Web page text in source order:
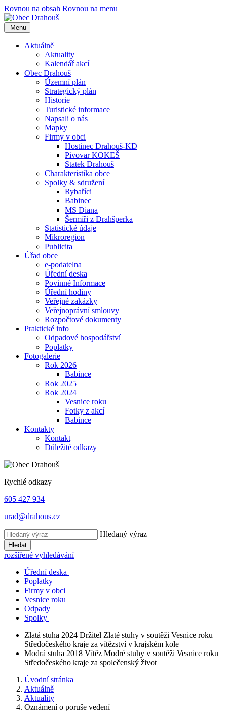
Rovnou na obsah Rovnou na menu
Menu
Aktuálně
Aktuality
Kalendář akcí
Obec Drahouš
Územní plán
Strategický plán
Historie
Turistické informace
Napsali o nás
Mapky
Firmy v obci
Hostinec Drahouš-KD
Pivovar KOKEŠ
Statek Drahouš
Charakteristika obce
Spolky & sdružení
Rybaříci
Babinec
MS Diana
Šermíři z Drahšperka
Statistické údaje
Mikroregion
Publicita
Úřad obce
e-podatelna
Úřední deska
Povinné Informace
Úřední hodiny
Veřejné zakázky
Veřejnoprávní smlouvy
Rozpočtové dokumenty
Praktické info
Odpadové hospodářství
Poplatky
Fotogalerie
Rok 2026
Babince
Rok 2025
Rok 2024
Vesnice roku
Fotky z akcí
Babince
Kontakty
Kontakt
Důležité odkazy
Rychlé odkazy
605 427 934
urad@drahous.cz
Hledaný výraz
Hledat
rozšířené vyhledávání
Úřední deska
Poplatky
Firmy v obci
Vesnice roku
Odpady
Spolky
Zlatá stuha 2024 Držitel Zlaté stuhy v soutěži Vesnice roku
Středočeského kraje za vítězství v krajském kole
Modrá stuha 2018 Vítěz Modré stuhy v soutěži Vesnice roku
Středočeského kraje za společenský život
Úvodní stránka
Aktuálně
Aktuality
Oznámení o poruše vedení